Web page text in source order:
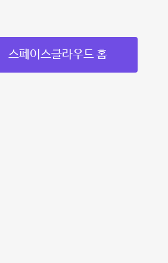
스페이스클라우드 홈